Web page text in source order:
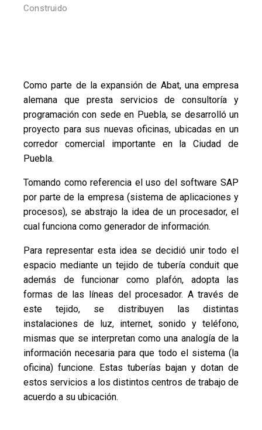
Construido
Como parte de la expansión de Abat, una empresa
alemana que presta servicios de consultoría y
programación con sede en Puebla, se desarrolló un
proyecto para sus nuevas oficinas, ubicadas en un
corredor comercial importante en la Ciudad de
Puebla.
Tomando como referencia el uso del software SAP
por parte de la empresa (sistema de aplicaciones y
procesos), se abstrajo la idea de un procesador, el
cual funciona como generador de información.
Para representar esta idea se decidió unir todo el
espacio mediante un tejido de tubería conduit que
además de funcionar como plafón, adopta las
formas de las líneas del procesador. A través de
este tejido, se distribuyen las distintas
instalaciones de luz, internet, sonido y teléfono,
mismas que se interpretan como una analogía de la
información necesaria para que todo el sistema (la
oficina) funcione. Estas tuberías bajan y dotan de
estos servicios a los distintos centros de trabajo de
acuerdo a su ubicación.